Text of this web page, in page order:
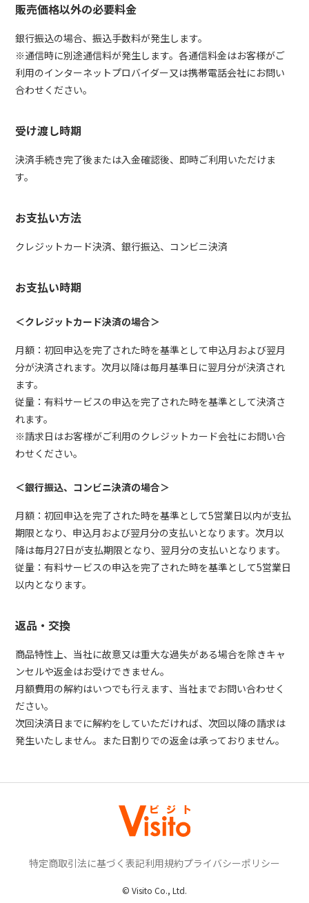
販売価格以外の必要料金
銀行振込の場合、振込手数料が発生します。
※通信時に別途通信料が発生します。各通信料金はお客様がご
利用のインターネットプロバイダー又は携帯電話会社にお問い
合わせください。
受け渡し時期
決済手続き完了後または入金確認後、即時ご利用いただけま
す。
お支払い方法
クレジットカード決済、銀行振込、コンビニ決済
お支払い時期
＜クレジットカード決済の場合＞
月額：初回申込を完了された時を基準として申込月および翌月
分が決済されます。次月以降は毎月基準日に翌月分が決済され
ます。
従量：有料サービスの申込を完了された時を基準として決済さ
れます。
※請求日はお客様がご利用のクレジットカード会社にお問い合
わせください。
＜銀行振込、コンビニ決済の場合＞
月額：初回申込を完了された時を基準として5営業日以内が支払
期限となり、申込月および翌月分の支払いとなります。次月以
降は毎月27日が支払期限となり、翌月分の支払いとなります。
従量：有料サービスの申込を完了された時を基準として5営業日
以内となります。
返品・交換
商品特性上、当社に故意又は重大な過失がある場合を除きキャ
ンセルや返金はお受けできません。
月額費用の解約はいつでも行えます、当社までお問い合わせく
ださい。
次回決済日までに解約をしていただければ、次回以降の請求は
発生いたしません。また日割りでの返金は承っておりません。
特定商取引法に基づく表記利用規約プライバシーポリシー
© Visito Co., Ltd.